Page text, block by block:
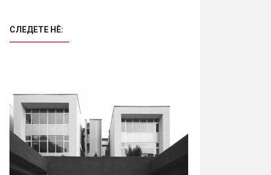
СЛЕДЕТЕ НÈ: